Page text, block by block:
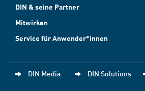
DIN & seine Partner
Mitwirken
Service für Anwender*innen
DIN Media DIN Solutions